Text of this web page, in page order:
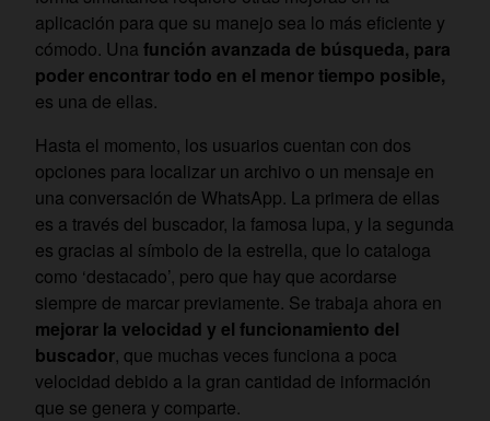
aplicación para que su manejo sea lo más eficiente y
cómodo. Una función avanzada de búsqueda, para
poder encontrar todo en el menor tiempo posible,
es una de ellas.
Hasta el momento, los usuarios cuentan con dos
opciones para localizar un archivo o un mensaje en
una conversación de WhatsApp. La primera de ellas
es a través del buscador, la famosa lupa, y la segunda
es gracias al símbolo de la estrella, que lo cataloga
como ‘destacado’, pero que hay que acordarse
siempre de marcar previamente. Se trabaja ahora en
mejorar la velocidad y el funcionamiento del
buscador, que muchas veces funciona a poca
velocidad debido a la gran cantidad de información
que se genera y comparte.